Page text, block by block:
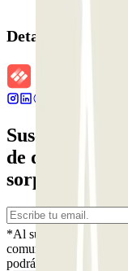
Detalles de la
Suscríbete a
de
sorpresas.
*Al suscribirte aceptas
comunicaciones
podrás darte de baja